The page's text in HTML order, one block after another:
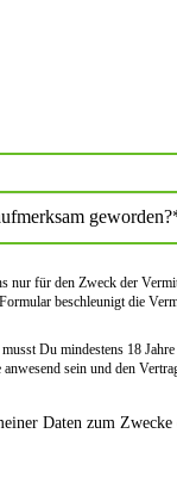
nur für den Zweck der
beschleu­nigt die
Du mindes­tens 18
sein und den
Daten zum